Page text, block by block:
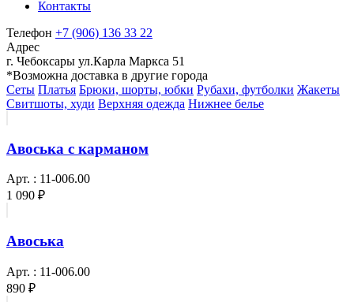
Контакты
Телефон +7 (906) 136 33 22
Адрес
г. Чебоксары ул.Карла Маркса 51
*Возможна доставка в другие города
Сеты Платья Брюки, шорты, юбки Рубахи, футболки Жакеты
Свитшоты, худи Верхняя одежда Нижнее белье
Авоська с карманом
Арт. : 11-006.00
1 090 ₽
Авоська
Арт. : 11-006.00
890 ₽